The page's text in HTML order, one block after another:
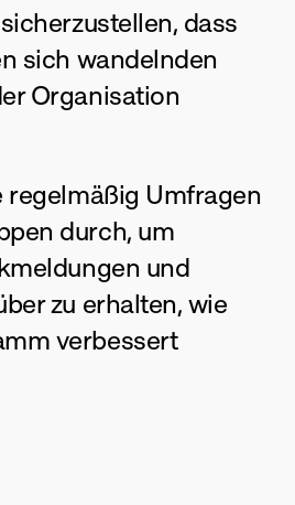
dass
sich wandelnden
Organisation
regelmäßig Umfragen
durch, um
und
zu erhalten, wie
verbessert